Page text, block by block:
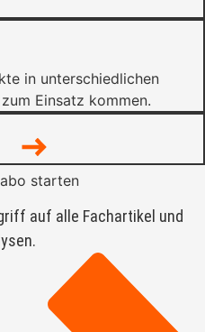
in unterschiedlichen
Einsatz kommen.
starten
auf alle Fachartikel und